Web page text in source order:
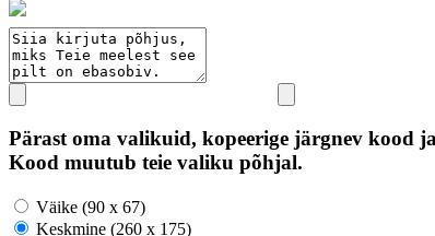
Pärast oma valikuid, kopeerige järgnev kood
Kood muutub teie valiku põhjal.
Väike (90 x 67)
Keskmine (260 x 175)